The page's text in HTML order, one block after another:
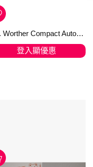
179. Worther Compact Automatic Pencil in Natural Aluminium 0.5mm 鉛筆
登入顯優惠